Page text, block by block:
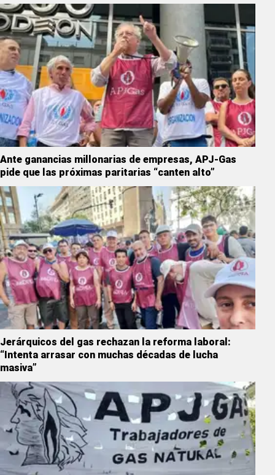
Ante ganancias millonarias de empresas, APJ-Gas
pide que las próximas paritarias “canten alto”
Jerárquicos del gas rechazan la reforma laboral:
“Intenta arrasar con muchas décadas de lucha
masiva”